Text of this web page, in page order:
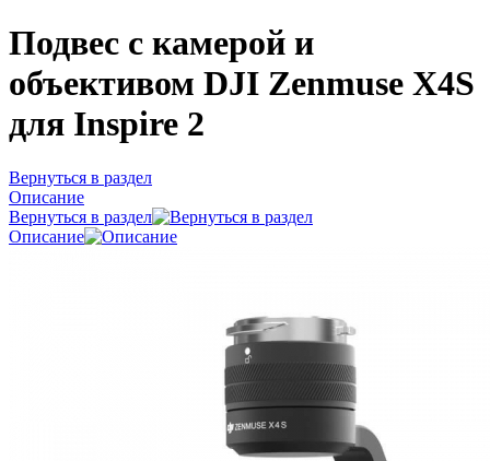
Подвес с камерой и
объективом DJI Zenmuse X4S
для Inspire 2
Вернуться в раздел
Описание
Вернуться в раздел
Описание